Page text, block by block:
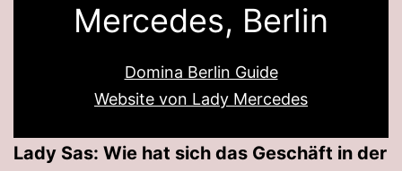
Mercedes, Berlin
Domina Berlin Guide
Website von Lady Mercedes
Lady Sas: Wie hat sich das Geschäft in der